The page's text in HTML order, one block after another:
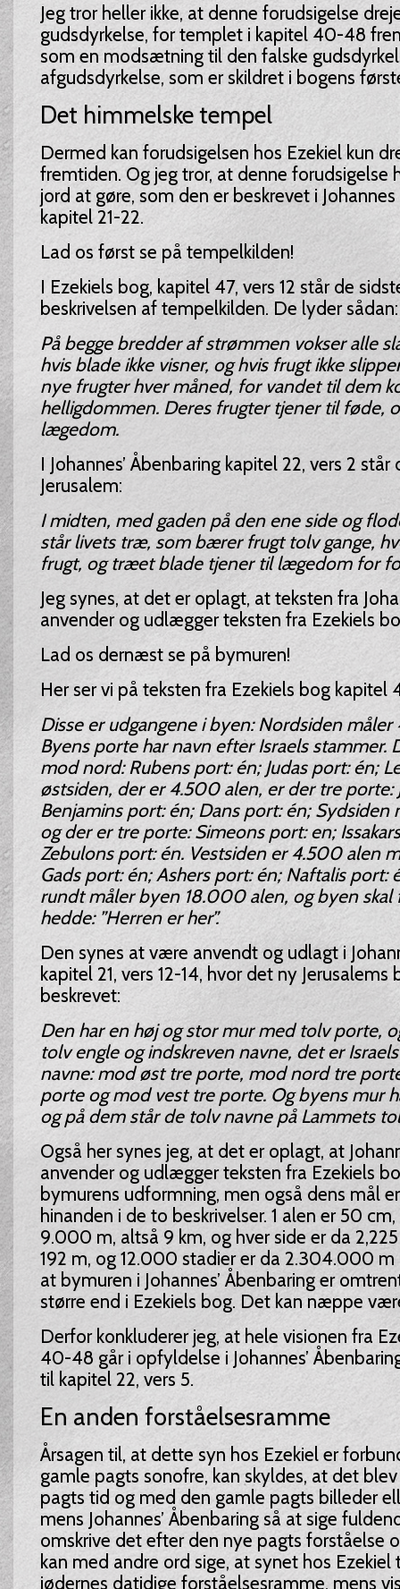
Jeg tror heller ikke, at denne forudsigelse
gudsdyrkelse, for templet i kapitel 40-48
som en modsætning til den falske
afgudsdyrkelse, som er skildret i bogens
Det himmelske tempel
Dermed kan forudsigelsen hos Ezekiel kun
fremtiden. Og jeg tror, at denne forudsigelse
jord at gøre, som den er beskrevet i
kapitel 21-22.
Lad os først se på tempelkilden!
I Ezekiels bog, kapitel 47, vers 12 står de
beskrivelsen af tempelkilden. De lyder sådan:
På begge bredder af strømmen vokser alle
hvis blade ikke visner, og hvis frugt ikke
nye frugter hver måned, for vandet til dem
helligdommen. Deres frugter tjener til føde,
lægedom.
I Johannes’ Åbenbaring kapitel 22, vers 2
Jerusalem:
I midten, med gaden på den ene side og
står livets træ, som bærer frugt tolv gange,
frugt, og træet blade tjener til lægedom for
Jeg synes, at det er oplagt, at teksten fra
anvender og udlægger teksten fra Ezekiels
Lad os dernæst se på bymuren!
Her ser vi på teksten fra Ezekiels bog kapitel
Disse er udgangene i byen: Nordsiden
Byens porte har navn efter Israels stammer.
mod nord: Rubens port: én; Judas port: én;
østsiden, der er 4.500 alen, er der tre porte:
Benjamins port: én; Dans port: én;
og der er tre porte: Simeons port: en;
Zebulons port: én. Vestsiden er 4.500 alen
Gads port: én; Ashers port: én; Naftalis port:
rundt måler byen 18.000 alen, og byen
hedde: ”Herren er her”.
Den synes at være anvendt og udlagt i
kapitel 21, vers 12-14, hvor det ny Jerusalems
beskrevet:
Den har en høj og stor mur med tolv porte,
tolv engle og indskreven navne, det er
navne: mod øst tre porte, mod nord tre
porte og mod vest tre porte. Og byens mur
og på dem står de tolv navne på Lammets
Også her synes jeg, at det er oplagt, at
anvender og udlægger teksten fra Ezekiels
bymurens udformning, men også dens mål
hinanden i de to beskrivelser. 1 alen er 50
9.000 m, altså 9 km, og hver side er da 2,225
192 m, og 12.000 stadier er da 2.304.000 m
at bymuren i Johannes’ Åbenbaring er
større end i Ezekiels bog. Det kan næppe
Derfor konkluderer jeg, at hele visionen fra
40-48 går i opfyldelse i Johannes’
til kapitel 22, vers 5.
En anden forståelsesramme
Årsagen til, at dette syn hos Ezekiel er
gamle pagts sonofre, kan skyldes, at det
pagts tid og med den gamle pagts billeder
mens Johannes’ Åbenbaring så at sige
omskrive det efter den nye pagts forståelse
kan med andre ord sige, at synet hos
jødernes datidige forståelsesramme, mens